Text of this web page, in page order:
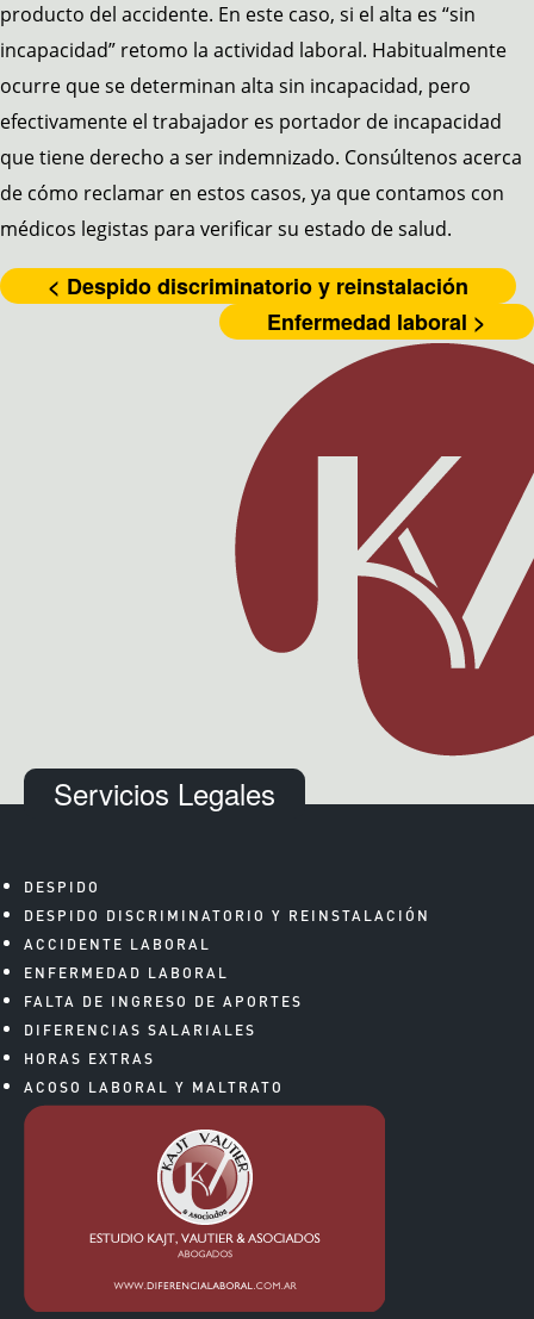
producto del accidente. En este caso, si el alta es “sin
incapacidad” retomo la actividad laboral. Habitualmente
ocurre que se determinan alta sin incapacidad, pero
efectivamente el trabajador es portador de incapacidad
que tiene derecho a ser indemnizado. Consúltenos acerca
de cómo reclamar en estos casos, ya que contamos con
médicos legistas para verificar su estado de salud.
< Despido discriminatorio y reinstalación
Enfermedad laboral >
Servicios Legales
DESPIDO
DESPIDO DISCRIMINATORIO Y REINSTALACIÓN
ACCIDENTE LABORAL
ENFERMEDAD LABORAL
FALTA DE INGRESO DE APORTES
DIFERENCIAS SALARIALES
HORAS EXTRAS
ACOSO LABORAL Y MALTRATO